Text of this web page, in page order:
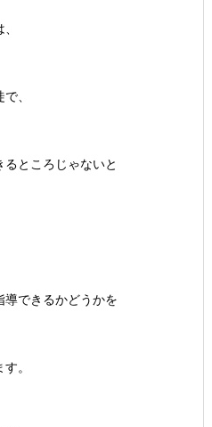
、
ところじゃないと
導できるかどうかを
。